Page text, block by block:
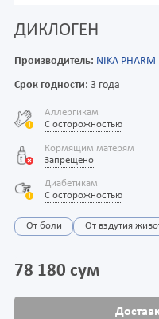
ДИКЛОГЕН
Производитель: NIKA PHARM
Срок годности: 3 года
Аллергикам
С осторожностью
Кормящим матерям
Запрещено
Диабетикам
С осторожностью
От боли От вздутия
78 180 сум